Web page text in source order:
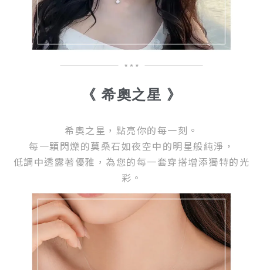
《 希奧之星 》
希奧之星，點亮你的每一刻。
每一顆閃爍的莫桑石如夜空中的明星般純淨，
低調中透露著優雅，為您的每一套穿搭增添獨特的光
彩。